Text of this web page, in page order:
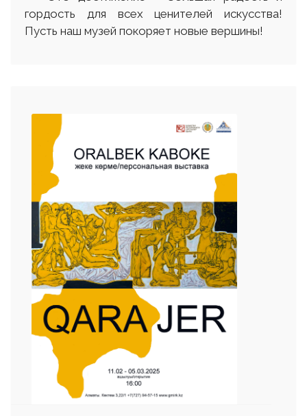
гордость для всех ценителей искусства!
Пусть наш музей покоряет новые вершины!